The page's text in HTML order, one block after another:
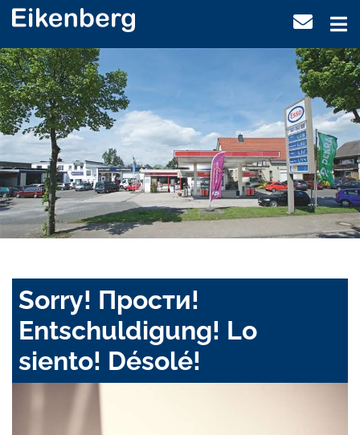
Sorry! Прости!
Entschuldigung! Lo
siento! Désolé!